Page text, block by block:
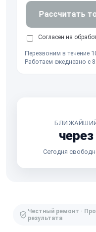
Рассчитать
Согласен на
Перезвоним в течение
Работаем ежедневно с
Сегодня
Честный ремонт ·
результата